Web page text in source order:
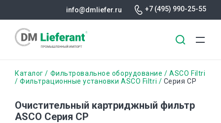
содержанию
info@dmliefer.ru +7 (495) 990-25-55
Строка
Каталог Фильтровальное оборудование
ASCO Filtri
Фильтрационные установки ASCO Filtri
Серия CP
Очистительный картриджный фильтр
ASCO Серия CP